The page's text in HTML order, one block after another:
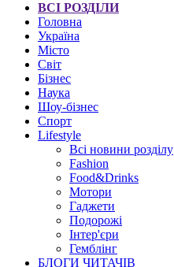
ВСІ РОЗДІЛИ
Головна
Україна
Місто
Світ
Бізнес
Наука
Шоу-бізнес
Спорт
Lifestyle
Всі новини розділу
Fashion
Food&Drinks
Мотори
Гаджети
Подорожі
Інтер'єри
Гемблінг
БЛОГИ ЧИТАЧІВ